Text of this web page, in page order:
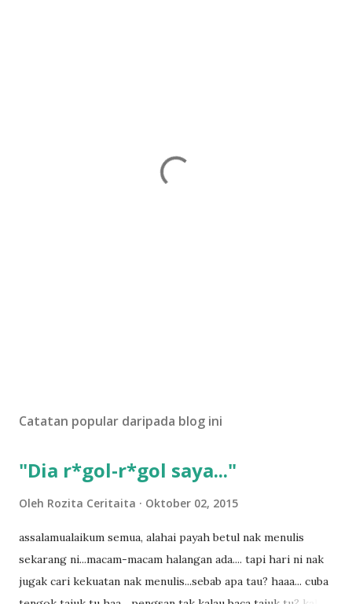
Catatan popular daripada blog ini
"Dia r*gol-r*gol saya..."
Oleh Rozita Ceritaita Oktober 02, 2015
assalamualaikum semua, alahai payah betul nak menulis
sekarang ni...macam-macam halangan ada.... tapi hari ni nak
jugak cari kekuatan nak menulis...sebab apa tau? haaa... cuba